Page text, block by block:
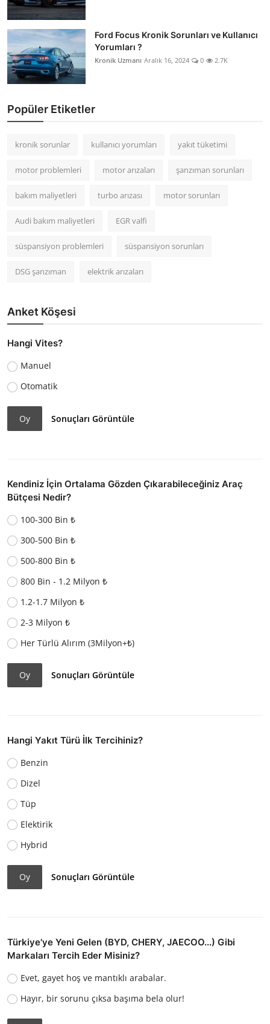
Ford Focus Kronik Sorunları ve Kullanıcı
Yorumları ?
Kronik Uzmanı Aralık 16, 2024 0 2.7K
Popüler Etiketler
kronik sorunlar kullanıcı yorumları yakıt tüketimi
motor problemleri motor arızaları şanzıman sorunları
bakım maliyetleri turbo arızası motor sorunları
Audi bakım maliyetleri EGR valfi
süspansiyon problemleri süspansiyon sorunları
DSG şanzıman elektrik arızaları
Anket Köşesi
Hangi Vites?
Manuel
Otomatik
Oy Sonuçları Görüntüle
Kendiniz İçin Ortalama Gözden Çıkarabileceğiniz Araç
Bütçesi Nedir?
100-300 Bin ₺
300-500 Bin ₺
500-800 Bin ₺
800 Bin - 1.2 Milyon ₺
1.2-1.7 Milyon ₺
2-3 Milyon ₺
Her Türlü Alırım (3Milyon+₺)
Oy Sonuçları Görüntüle
Hangi Yakıt Türü İlk Tercihiniz?
Benzin
Dizel
Tüp
Elektirik
Hybrid
Oy Sonuçları Görüntüle
Türkiye'ye Yeni Gelen (BYD, CHERY, JAECOO...) Gibi
Markaları Tercih Eder Misiniz?
Evet, gayet hoş ve mantıklı arabalar.
Hayır, bir sorunu çıksa başıma bela olur!